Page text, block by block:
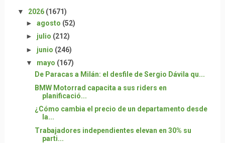
▼ 2026 (1671)
► agosto (52)
► julio (212)
► junio (246)
▼ mayo (167)
De Paracas a Milán: el desfile de Sergio Dávila qu...
BMW Motorrad capacita a sus riders en
planificació...
¿Cómo cambia el precio de un departamento desde
la...
Trabajadores independientes elevan en 30% su
parti...